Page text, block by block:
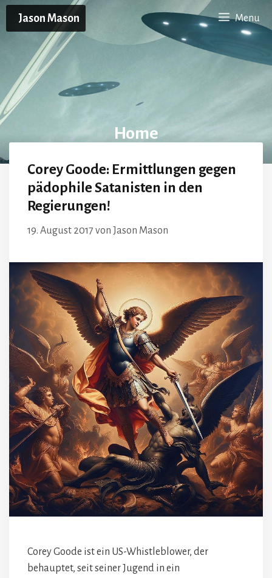
Zum
InhaltJason Mason Menu
Home
Corey Goode: Ermittlungen gegen
pädophile Satanisten in den
Regierungen!
19. August 2017 von Jason Mason
Corey Goode ist ein US-Whistleblower, der
behauptet, seit seiner Jugend in ein